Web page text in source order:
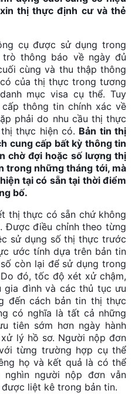
thị thực định cư và thẻ
cụ được sử dụng trong
thông báo về ngày đủ
cùng và thu thập thông
của thị thực trong tương
mục visa cụ thể. Tuy
thông tin chính xác về
phải do nhu cầu thị thực
thực hiện có. Bản tin thị
cung cấp bất kỳ thông tin
chờ đợi hoặc số lượng thị
trong những tháng tới, mà
tại có sẵn tại thời điểm
bố.
thị thực có sẵn chứ không
Được điều chỉnh theo từng
sử dụng số thị thực trước
ước tính dựa trên bản tin
còn lại để sử dụng trong
đó, tốc độ xét xử chậm,
đình và các thủ tục ưu
đến cách bản tin thị thực
có nghĩa là tất cả những
tiên sớm hơn ngày hành
lý hồ sơ. Người nộp đơn
từng trường hợp cụ thể
họ và kết quả là có thể
người nộp đơn vẫn
liệt kê trong bản tin.